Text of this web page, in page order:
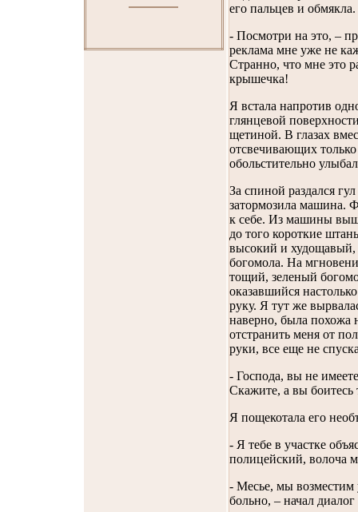
его пальцев и обмякла.
- Посмотри на это, –
реклама мне уже не
Странно, что мне это
крышечка!
Я встала напротив
глянцевой
щетиной. В глазах
отсвечивающих
обольстительно
За спиной раздался
затормозила машина.
к себе. Из машины
до того короткие
высокий и
богомола. На
тощий, зеленый
оказавшийся
руку. Я тут же
наверно, была похожа
отстранить меня от
руки, все еще не
- Господа, вы не
Скажите, а вы боитесь
Я пощекотала его
- Я тебе в участке
полицейский, волоча
- Месье, мы возместим
больно, – начал